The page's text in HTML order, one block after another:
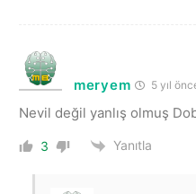
meryem 5 yıl
Nevil değil yanlış olmuş
3 Yanıtla